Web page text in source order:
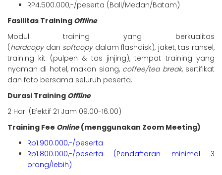
RP4.500.000,-/peserta (Bali/Medan/Batam)
Fasilitas Training Offline
Modul training yang berkualitas
(hardcopydan softcopy dalam flashdisk), jaket, tas ransel,
training kit (pulpen & tas jinjing), tempat training yang
nyaman di hotel, makan siang, coffee/tea break, sertifikat
dan foto bersama seluruh peserta.
Durasi Training Offline
2 Hari (Efektif 21 Jam 09.00-16.00)
Training Fee Online(menggunakan Zoom Meeting)
Rp1.900.000,-/peserta
Rp1.800.000,-/peserta (Pendaftaran minimal 3
orang/lebih)